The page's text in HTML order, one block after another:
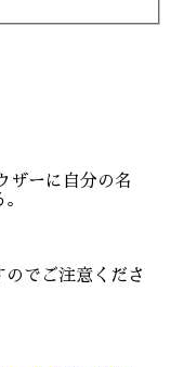
ザーに自分の名
でご注意くださ